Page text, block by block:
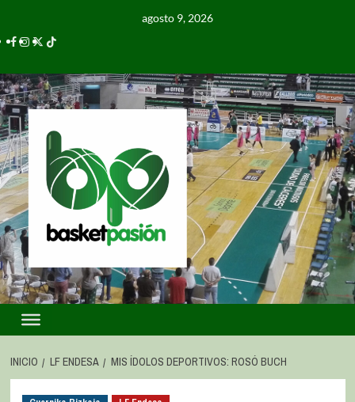
agosto 9, 2026
INICIO LF ENDESA MIS ÍDOLOS DEPORTIVOS: ROSÓ BUCH